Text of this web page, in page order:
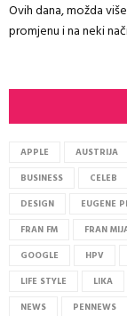
Ovih dana, možda
promjenu i na neki
APPLE AUSTRIJA
BUSINESS
CELEB
DESIGN
EUGENE
FRAN FM
FRAN
GOOGLE
HPV
LIFE STYLE
LIKA
NEWS
PENNEWS